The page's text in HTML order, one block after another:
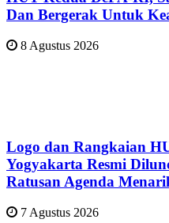
Dan Bergerak Untuk
8 Agustus 2026
Logo dan Rangkaian
Yogyakarta Resmi
Ratusan Agenda
7 Agustus 2026